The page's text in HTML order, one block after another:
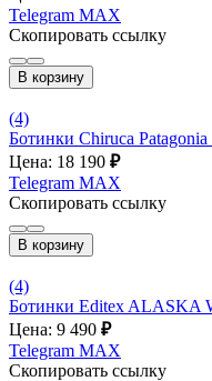
Telegram MAX
Скопировать ссылку
В корзину
(4)
Ботинки Chiruca Patagonia
Цена: 18 190 ₽
Telegram MAX
Скопировать ссылку
В корзину
(4)
Ботинки Editex ALASKA
Цена: 9 490 ₽
Telegram MAX
Скопировать ссылку